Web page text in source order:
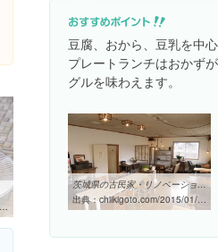
豆腐、おから、豆乳を中
プレートランチはおかず
グルを味わえます。
茨城県の古民家・リノベーションカフェ10選 | ちいきごと
出典：chiikigoto.com/2015/01/27/ibaraki